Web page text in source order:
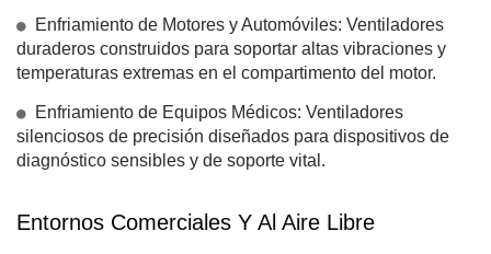
Enfriamiento de Motores y Automóviles: Ventiladores
duraderos construidos para soportar altas vibraciones y
temperaturas extremas en el compartimento del motor.
Enfriamiento de Equipos Médicos: Ventiladores
silenciosos de precisión diseñados para dispositivos de
diagnóstico sensibles y de soporte vital.
Entornos Comerciales Y Al Aire Libre